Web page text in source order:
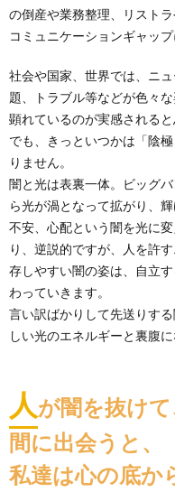
の倒産や業務整理、リスト
コミュニケーションギャッ
社会や国家、世界では、ニ
題、トラブル等などが色々
顕れているのが実感されると
でも、きっといつかは「陰
りません。
闇と光は表裏一体。ビッグ
ら光が渦となって拡がり、
不安、心配という闇を光に
り、逆説的ですが、人を許
存しやすい闇の姿は、自立
わっていきます。
言い訳ばかりして先送りす
しい光のエネルギーと裏腹に
人 が闇を抜け
間に出会うと、
私達は心の底か